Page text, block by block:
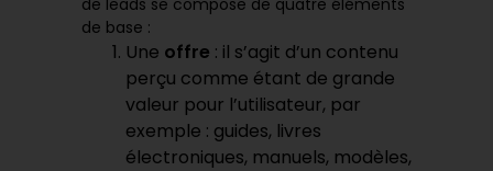
de base :
Une offre : il s’agit d’un contenu
perçu comme étant de grande
valeur pour l’utilisateur, par
exemple : guides, livres
électroniques, manuels, modèles,